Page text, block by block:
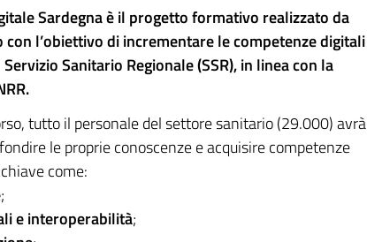
Sardegna è il progetto formativo realizzato da
con l’obiettivo di incrementare le competenze digitali
Sanitario Regionale (SSR), in linea con la
tutto il personale del settore sanitario (29.000) avrà
le proprie conoscenze e acquisire competenze
come:​
​;
e interoperabilità​;